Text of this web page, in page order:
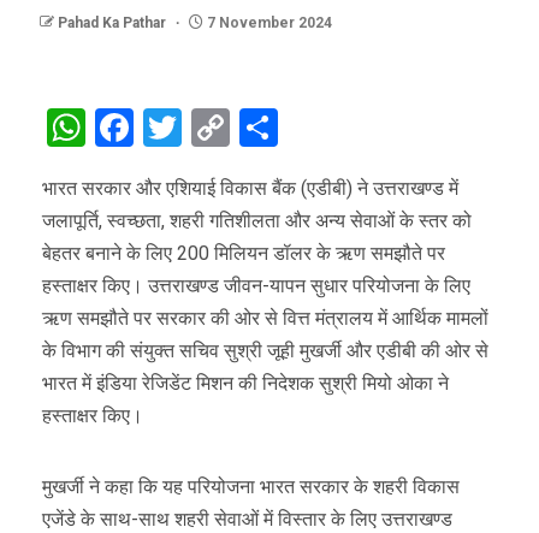
Pahad Ka Pathar 7 November 2024
WhatsApp
Facebook
Twitter
Copy
Link
भारत सरकार और एशियाई विकास बैंक (एडीबी) ने उत्तराखण्ड में
जलापूर्ति, स्वच्छता, शहरी गतिशीलता और अन्य सेवाओं के स्तर को
बेहतर बनाने के लिए 200 मिलियन डॉलर के ऋण समझौते पर
हस्ताक्षर किए। उत्तराखण्ड जीवन-यापन सुधार परियोजना के लिए
ऋण समझौते पर सरकार की ओर से वित्त मंत्रालय में आर्थिक मामलों
के विभाग की संयुक्त सचिव सुश्री जूही मुखर्जी और एडीबी की ओर से
भारत में इंडिया रेजिडेंट मिशन की निदेशक सुश्री मियो ओका ने
हस्ताक्षर किए।
मुखर्जी ने कहा कि यह परियोजना भारत सरकार के शहरी विकास
एजेंडे के साथ-साथ शहरी सेवाओं में विस्तार के लिए उत्तराखण्ड